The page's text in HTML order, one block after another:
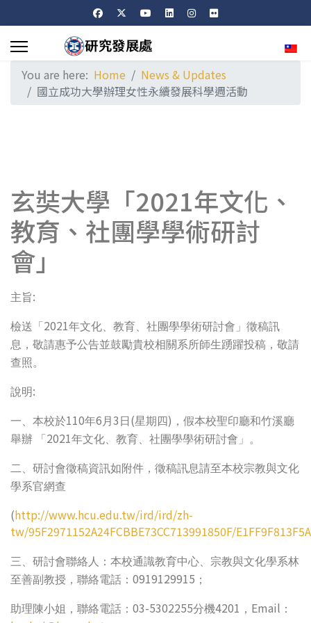
You are here: Home
News & Updates
國立成功大學辦理女性永續發展科學週活動
玄奘大學「2021年文化、
教育、社團學學術研討
會」
主旨:
檢送「 2021年文化、教育、社團學學術研討會」徵稿訊
息，敬請惠予公告並鼓勵貴校相關系所師生踴躍投稿，敬請
查照。
說明:
一、本校於110年6 月 3 日 (星期四) ，假本校聖印廳和竹溪廳
舉辦
「 2021年文化、教育、社團學學術研討會」。
二、研討會徵稿資訊如附件，徵稿訊息請至本校宗教與文化
學系官網查
(http://www.hcu.edu.tw/ird/ird/zh-
tw/95F2971152A24FCBBE73CC713991850F/
三、研討會聯絡人：本校通識教育中心、宗教與文化學系林
至善副教授，聯絡電話： 0919129915 ；
助理陳小姐，聯絡電話： 03-5302255分機4201 ， Email ：